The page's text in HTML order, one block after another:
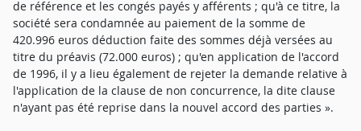
de référence et les congés payés y afférents ; qu'à ce titre, la
société sera condamnée au paiement de la somme de
420.996 euros déduction faite des sommes déjà versées au
titre du préavis (72.000 euros) ; qu'en application de l'accord
de 1996, il y a lieu également de rejeter la demande relative à
l'application de la clause de non concurrence, la dite clause
n'ayant pas été reprise dans la nouvel accord des parties ».